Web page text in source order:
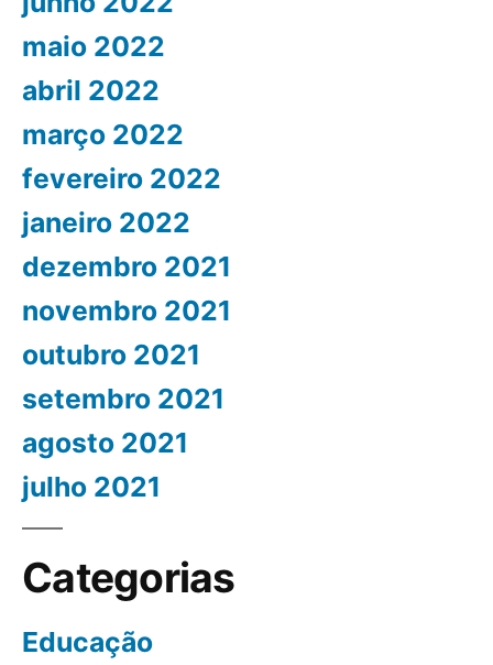
maio 2022
abril 2022
março 2022
fevereiro 2022
janeiro 2022
dezembro 2021
novembro 2021
outubro 2021
setembro 2021
agosto 2021
julho 2021
Categorias
Educação